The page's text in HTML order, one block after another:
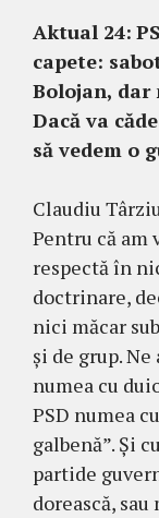
Aktual 24:
capete:
Bolojan, dar
Dacă va
să vedem o
Claudiu
Pentru că am
respectă în
doctrinare,
nici măcar
și de grup.
numea cu
PSD numea
galbenă”. Și
partide
dorească,